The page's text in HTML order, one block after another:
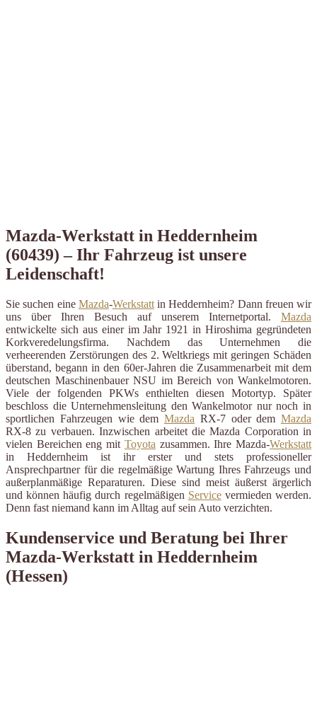
Mazda-Werkstatt in Heddernheim
(60439) – Ihr Fahrzeug ist unsere
Leidenschaft!
Sie suchen eine Mazda-Werkstattin Heddernheim? Dann freuen wir
uns über Ihren Besuch auf unserem Internetportal. Mazda
entwickelte sich aus einer im Jahr 1921 in Hiroshima gegründeten
Korkveredelungsfirma. Nachdem das Unternehmen die
verheerenden Zerstörungen des 2. Weltkriegs mit geringen Schäden
überstand, begann in den 60er-Jahren die Zusammenarbeit mit dem
deutschen Maschinenbauer NSU im Bereich von Wankelmotoren.
Viele der folgenden PKWs enthielten diesen Motortyp. Später
beschloss die Unternehmensleitung den Wankelmotor nur noch in
sportlichen Fahrzeugen wie dem Mazda RX-7 oder dem Mazda
RX-8 zu verbauen. Inzwischen arbeitet die Mazda Corporation in
vielen Bereichen eng mit Toyota zusammen. Ihre Mazda-Werkstatt
in Heddernheim ist ihr erster und stets professioneller
Ansprechpartner für die regelmäßige Wartung Ihres Fahrzeugs und
außerplanmäßige Reparaturen. Diese sind meist äußerst ärgerlich
und können häufig durch regelmäßigen Servicevermieden werden.
Denn fast niemand kann im Alltag auf sein Auto verzichten.
Kundenservice und Beratung bei Ihrer
Mazda-Werkstatt in Heddernheim
(Hessen)